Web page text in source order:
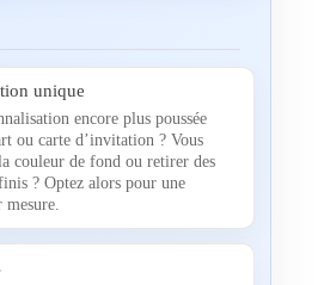
unique
encore plus poussée
ou carte d’invitation ? Vous
couleur de fond ou retirer des
? Optez alors pour une
mesure.